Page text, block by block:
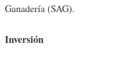
Ganadería (SAG).
Inversión